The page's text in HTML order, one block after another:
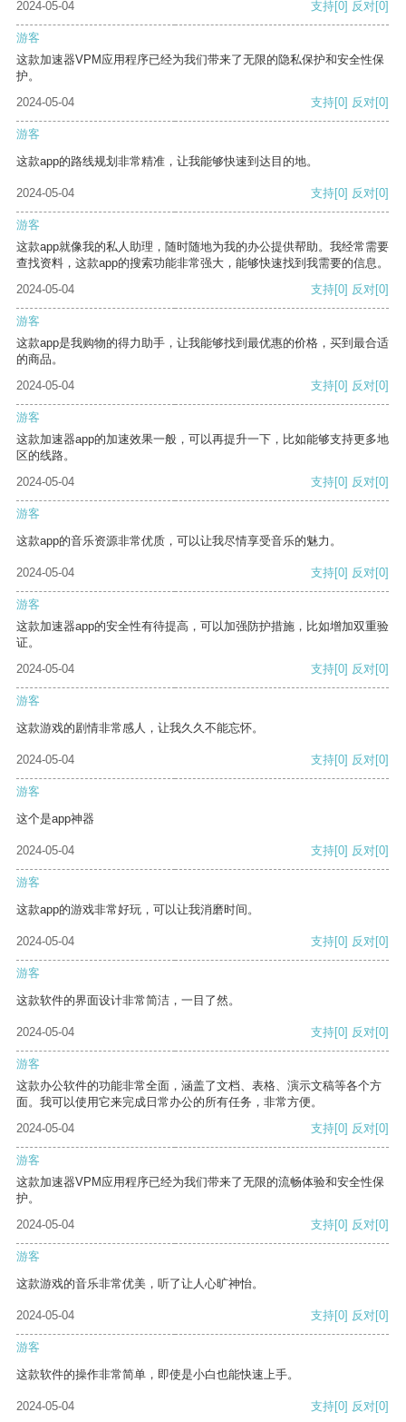
2024-05-04 支持[0] 反对[0]
游客
这款加速器VPM应用程序已经为我们带来了无限的隐私保护和安全性保
护。
2024-05-04
支持[0] 反对[0]
游客
这款app的路线规划非常精准，让我能够快速到达目的地。
2024-05-04 支持[0] 反对[0]
游客
这款app就像我的私人助理，随时随地为我的办公提供帮助。我经常需要
查找资料，这款app的搜索功能非常强大，能够快速找到我需要的信息。
2024-05-04
支持[0] 反对[0]
游客
这款app是我购物的得力助手，让我能够找到最优惠的价格，买到最合适
的商品。
2024-05-04
支持[0] 反对[0]
游客
这款加速器app的加速效果一般，可以再提升一下，比如能够支持更多地
区的线路。
2024-05-04
支持[0] 反对[0]
游客
这款app的音乐资源非常优质，可以让我尽情享受音乐的魅力。
2024-05-04 支持[0] 反对[0]
游客
这款加速器app的安全性有待提高，可以加强防护措施，比如增加双重验
证。
2024-05-04
支持[0] 反对[0]
游客
这款游戏的剧情非常感人，让我久久不能忘怀。
2024-05-04 支持[0] 反对[0]
游客
这个是app神器
2024-05-04 支持[0] 反对[0]
游客
这款app的游戏非常好玩，可以让我消磨时间。
2024-05-04 支持[0] 反对[0]
游客
这款软件的界面设计非常简洁，一目了然。
2024-05-04 支持[0] 反对[0]
游客
这款办公软件的功能非常全面，涵盖了文档、表格、演示文稿等各个方
面。我可以使用它来完成日常办公的所有任务，非常方便。
2024-05-04
支持[0] 反对[0]
游客
这款加速器VPM应用程序已经为我们带来了无限的流畅体验和安全性保
护。
2024-05-04
支持[0] 反对[0]
游客
这款游戏的音乐非常优美，听了让人心旷神怡。
2024-05-04 支持[0] 反对[0]
游客
这款软件的操作非常简单，即使是小白也能快速上手。
2024-05-04 支持[0] 反对[0]